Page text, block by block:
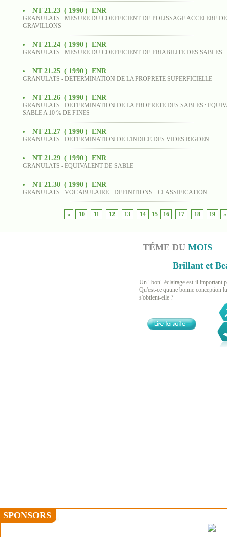
NT 21.23 ( 1990 ) ENR
GRANULATS - MESURE DU COEFFICIENT DE POLISSAGE ACCELERE
GRAVILLONS
NT 21.24 ( 1990 ) ENR
GRANULATS - MESURE DU COEFFICIENT DE FRIABILITE DES SABLES
NT 21.25 ( 1990 ) ENR
GRANULATS - DETERMINATION DE LA PROPRETE SUPERFICIELLE
NT 21.26 ( 1990 ) ENR
GRANULATS - DETERMINATION DE LA PROPRETE DES SABLES :
SABLE A 10 % DE FINES
NT 21.27 ( 1990 ) ENR
GRANULATS - DETERMINATION DE L'INDICE DES VIDES RIGDEN
NT 21.29 ( 1990 ) ENR
GRANULATS - EQUIVALENT DE SABLE
NT 21.30 ( 1990 ) ENR
GRANULATS - VOCABULAIRE - DEFINITIONS - CLASSIFICATION
« 10 11 12 13 14 15 16 17 18 19 »
TÉME DU MOIS
Brillant et
Un "bon" éclairage est-il important
Qu'est-ce quune bonne conception
s'obtient-elle ?
SPONSORS